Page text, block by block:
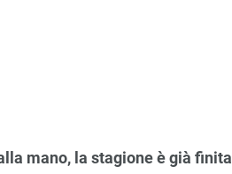
mano, la stagione è già finita